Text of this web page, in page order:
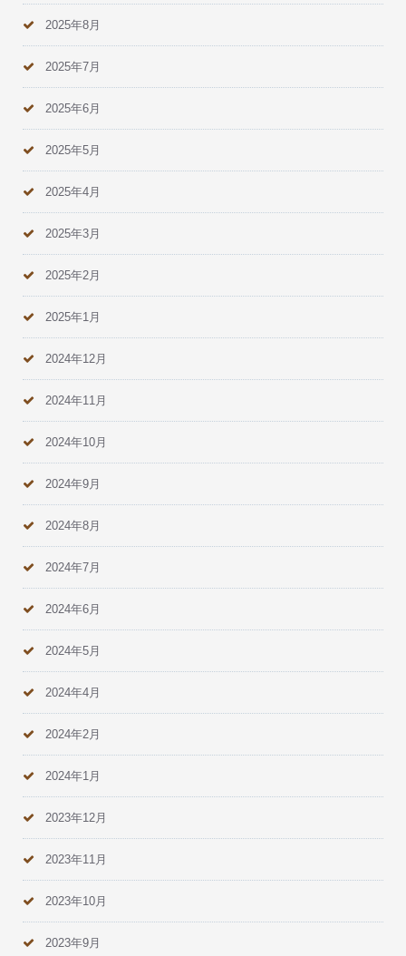
2025年8月
2025年7月
2025年6月
2025年5月
2025年4月
2025年3月
2025年2月
2025年1月
2024年12月
2024年11月
2024年10月
2024年9月
2024年8月
2024年7月
2024年6月
2024年5月
2024年4月
2024年2月
2024年1月
2023年12月
2023年11月
2023年10月
2023年9月